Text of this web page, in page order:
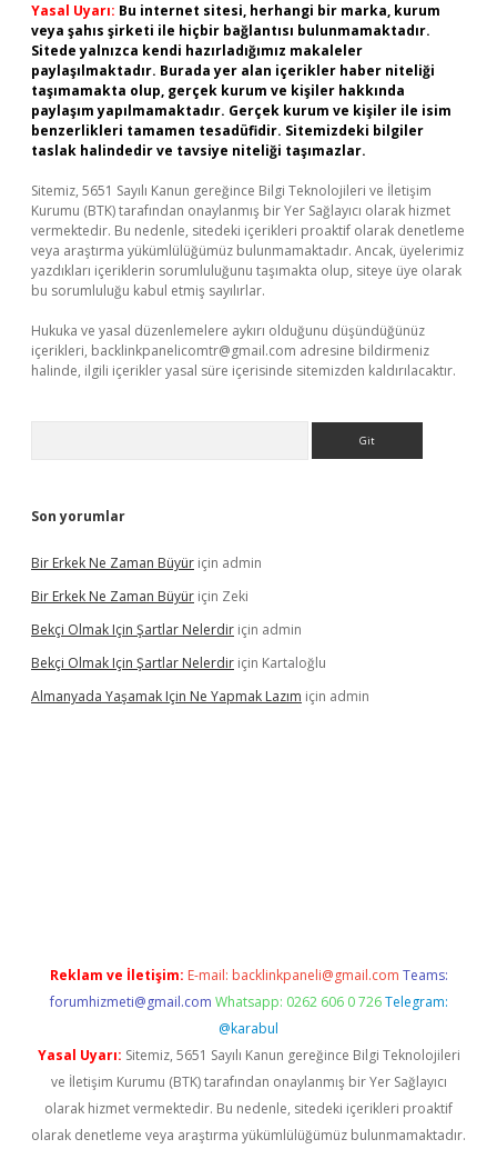
Yasal Uyarı: Bu internet sitesi, herhangi bir marka, kurum
veya şahıs şirketi ile hiçbir bağlantısı bulunmamaktadır.
Sitede yalnızca kendi hazırladığımız makaleler
paylaşılmaktadır. Burada yer alan içerikler haber niteliği
taşımamakta olup, gerçek kurum ve kişiler hakkında
paylaşım yapılmamaktadır. Gerçek kurum ve kişiler ile isim
benzerlikleri tamamen tesadüfidir. Sitemizdeki bilgiler
taslak halindedir ve tavsiye niteliği taşımazlar.
Sitemiz, 5651 Sayılı Kanun gereğince Bilgi Teknolojileri ve İletişim
Kurumu (BTK) tarafından onaylanmış bir Yer Sağlayıcı olarak hizmet
vermektedir. Bu nedenle, sitedeki içerikleri proaktif olarak denetleme
veya araştırma yükümlülüğümüz bulunmamaktadır. Ancak, üyelerimiz
yazdıkları içeriklerin sorumluluğunu taşımakta olup, siteye üye olarak
bu sorumluluğu kabul etmiş sayılırlar.
Hukuka ve yasal düzenlemelere aykırı olduğunu düşündüğünüz
içerikleri, backlinkpanelicomtr@gmail.com adresine bildirmeniz
halinde, ilgili içerikler yasal süre içerisinde sitemizden kaldırılacaktır.
Son yorumlar
Bir Erkek Ne Zaman Büyür için admin
Bir Erkek Ne Zaman Büyür için Zeki
Bekçi Olmak Için Şartlar Nelerdir için admin
Bekçi Olmak Için Şartlar Nelerdir için Kartaloğlu
Almanyada Yaşamak Için Ne Yapmak Lazım için admin
Reklam ve İletişim: E-mail: backlinkpaneli@gmail.com Teams:
forumhizmeti@gmail.com Whatsapp: 0262 606 0 726 Telegram:
@karabul
Yasal Uyarı: Sitemiz, 5651 Sayılı Kanun gereğince Bilgi Teknolojileri
ve İletişim Kurumu (BTK) tarafından onaylanmış bir Yer Sağlayıcı
olarak hizmet vermektedir. Bu nedenle, sitedeki içerikleri proaktif
olarak denetleme veya araştırma yükümlülüğümüz bulunmamaktadır.